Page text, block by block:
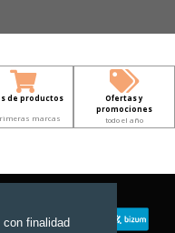
finalidad
de productos
marcas
Ofertas y
promociones
todo el año